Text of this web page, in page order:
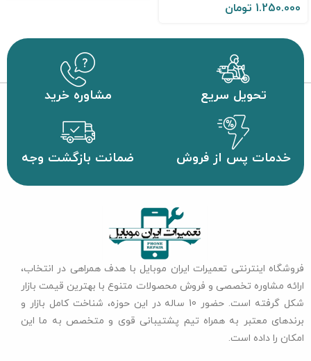
1.250.000 تومان
تحویل سریع مشاوره خرید
خدمات پس از فروش ضمانت بازگشت وجه
فروشگاه اینترنتی تعمیرات ایران موبایل با هدف همراهی در انتخاب،
ارائه مشاوره تخصصی و فروش محصولات متنوع با بهترین قیمت بازار
شکل گرفته است. حضور 10 ساله در این حوزه، شناخت کامل بازار و
برندهای معتبر به همراه تیم پشتیبانی قوی و متخصص به ما این
امکان را داده است.